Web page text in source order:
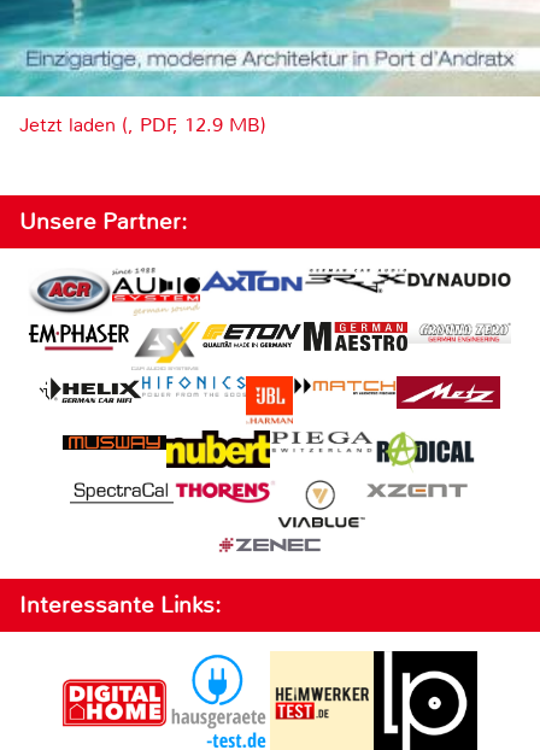
Jetzt laden (, PDF, 12.9 MB)
Unsere Partner:
Interessante Links: